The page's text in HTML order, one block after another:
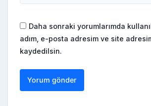
Daha sonraki yorumlarımda
adım, e-posta adresim ve site
kaydedilsin.